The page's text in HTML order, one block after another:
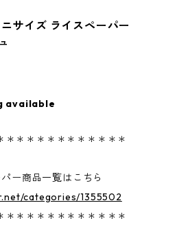
サイズ ライスペーパー
available
＊＊＊＊＊＊＊＊＊＊＊＊
ー商品一覧はこちら
categories/1355502
＊＊＊＊＊＊＊＊＊＊＊＊